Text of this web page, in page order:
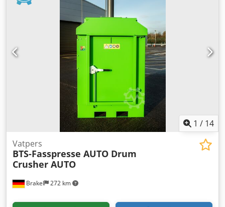
1 / 14
Brakel 272 km
Vatpers
BTS-Fasspresse AUTO Drum
Crusher AUTO